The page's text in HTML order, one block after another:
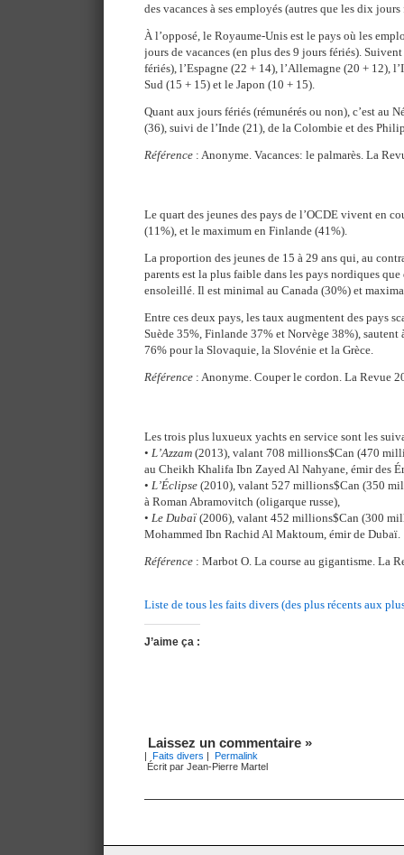
des vacances à ses employés (autres que les dix jours
À l’opposé, le Royaume-Unis est le pays où les
jours de vacances (en plus des 9 jours fériés).
fériés), l’Espagne (22 + 14), l’Allemagne (20 + 12),
Sud (15 + 15) et le Japon (10 + 15).
Quant aux jours fériés (rémunérés ou non), c’est au
(36), suivi de l’Inde (21), de la Colombie et des
Référence : Anonyme. Vacances: le palmarès. La
Le quart des jeunes des pays de l’OCDE vivent en
(11%), et le maximum en Finlande (41%).
La proportion des jeunes de 15 à 29 ans qui, au
parents est la plus faible dans les pays nordiques
ensoleillé. Il est minimal au Canada (30%) et
Entre ces deux pays, les taux augmentent des pays
Suède 35%, Finlande 37% et Norvège 38%), sautent
76% pour la Slovaquie, la Slovénie et la Grèce.
Référence : Anonyme. Couper le cordon. La Revue
Les trois plus luxueux yachts en service sont les
• L’Azzam (2013), valant 708 millions$Can (470
au Cheikh Khalifa Ibn Zayed Al Nahyane, émir des
• L’Éclipse (2010), valant 527 millions$Can (350
à Roman Abramovitch (oligarque russe),
• Le Dubaï (2006), valant 452 millions$Can (300
Mohammed Ibn Rachid Al Maktoum, émir de Dubaï.
Référence : Marbot O. La course au gigantisme. La
Liste de tous les faits divers (des plus récents aux
J’aime ça :
Laissez un commentaire »
| Faits divers | Permalink
Écrit par Jean-Pierre Martel